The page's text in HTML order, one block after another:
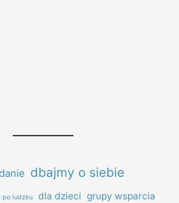
dbajmy o siebie
po ludzku dla dzieci grupy wsparcia